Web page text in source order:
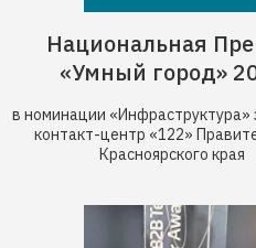
Национальная
«Умный город»
в номинации «Инфраструктура»
контакт-центр «122»
Красноярского края